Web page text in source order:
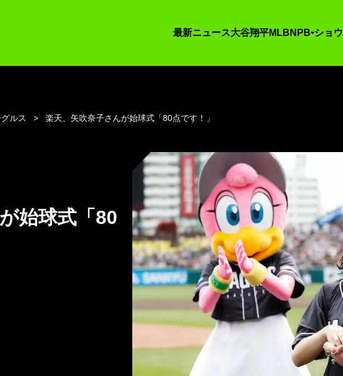
最新ニュース大谷翔平MLB NPB ショ
ルス 楽天、矢吹奈子さんが始球式「80点です！」
始球式「80